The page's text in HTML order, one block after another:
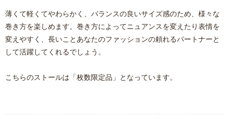
薄くて軽くてやわらかく、バランスの良いサイズ感のため、様々な
巻き方を楽しめます。巻き方によってニュアンスを変えたり表情を
変えやすく、長いことあなたのファッションの頼れるパートナーと
して活躍してくれるでしょう。
こちらのストールは「枚数限定品」となっています。